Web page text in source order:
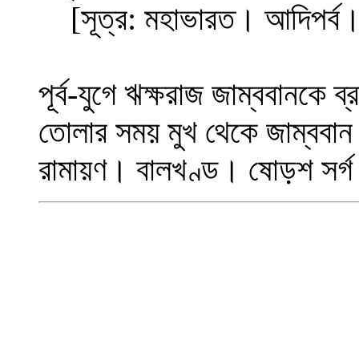
[সূত্র: মহাভারত।
পূর্ব-যুগে ঋক্ষরাজ জাম্ববানকে
তোলার সময় মুখ থেকে
রামায়ণ। বালখণ্ড। ষোড়শ